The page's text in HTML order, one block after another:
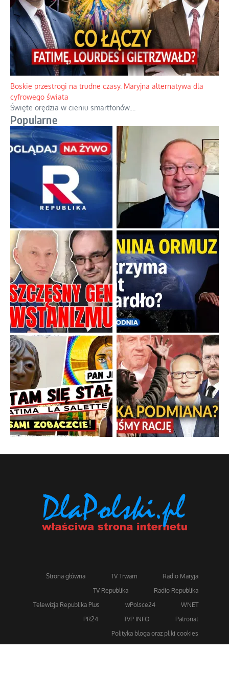
Boskie przestrogi na trudne czasy. Maryjna alternatywa dla
cyfrowego świata
Święte orędzia w cieniu smartfonów.
Popularne
Strona główna TV Trwam
Radio Maryja
TV Republika
Radio Republika
Telewizja Republika Plus
wPolsce24
WNET
PR24
TVP INFO
Patronat
Polityka bloga oraz pliki cookies